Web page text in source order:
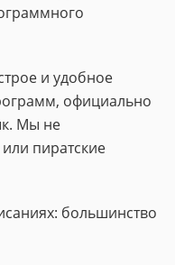
и удобное
официально
Мы не
пиратские
большинство